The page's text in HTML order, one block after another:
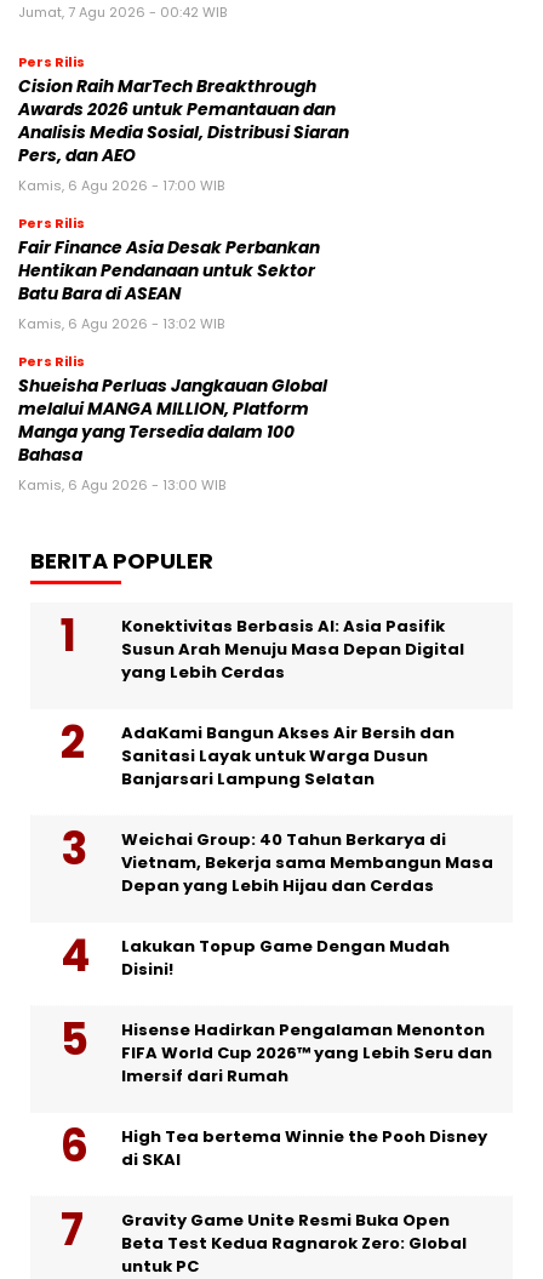
Jumat, 7 Agu 2026 - 00:42 WIB
Pers Rilis
Cision Raih MarTech Breakthrough
Awards 2026 untuk Pemantauan dan
Analisis Media Sosial, Distribusi Siaran
Pers, dan AEO
Kamis, 6 Agu 2026 - 17:00 WIB
Pers Rilis
Fair Finance Asia Desak Perbankan
Hentikan Pendanaan untuk Sektor
Batu Bara di ASEAN
Kamis, 6 Agu 2026 - 13:02 WIB
Pers Rilis
Shueisha Perluas Jangkauan Global
melalui MANGA MILLION, Platform
Manga yang Tersedia dalam 100
Bahasa
Kamis, 6 Agu 2026 - 13:00 WIB
BERITA POPULER
Konektivitas Berbasis AI: Asia Pasifik
Susun Arah Menuju Masa Depan Digital
yang Lebih Cerdas
AdaKami Bangun Akses Air Bersih dan
Sanitasi Layak untuk Warga Dusun
Banjarsari Lampung Selatan
Weichai Group: 40 Tahun Berkarya di
Vietnam, Bekerja sama Membangun Masa
Depan yang Lebih Hijau dan Cerdas
Lakukan Topup Game Dengan Mudah
Disini!
Hisense Hadirkan Pengalaman Menonton
FIFA World Cup 2026™ yang Lebih Seru dan
Imersif dari Rumah
High Tea bertema Winnie the Pooh Disney
di SKAI
Gravity Game Unite Resmi Buka Open
Beta Test Kedua Ragnarok Zero: Global
untuk PC